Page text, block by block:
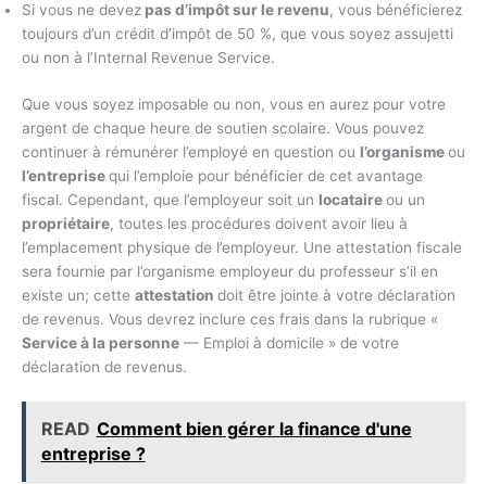
Si vous ne devez pas d’impôt sur le revenu, vous bénéficierez
toujours d’un crédit d’impôt de 50 %, que vous soyez assujetti
ou non à l’Internal Revenue Service.
Que vous soyez imposable ou non, vous en aurez pour votre
argent de chaque heure de soutien scolaire. Vous pouvez
continuer à rémunérer l’employé en question ou l’organismeou
l’entreprisequi l’emploie pour bénéficier de cet avantage
fiscal. Cependant, que l’employeur soit un locataireou un
propriétaire, toutes les procédures doivent avoir lieu à
l’emplacement physique de l’employeur. Une attestation fiscale
sera fournie par l’organisme employeur du professeur s’il en
existe un; cette attestation doit être jointe à votre déclaration
de revenus. Vous devrez inclure ces frais dans la rubrique «
Service à la personne — Emploi à domicile » de votre
déclaration de revenus.
READ Comment bien gérer la finance d'une
entreprise ?